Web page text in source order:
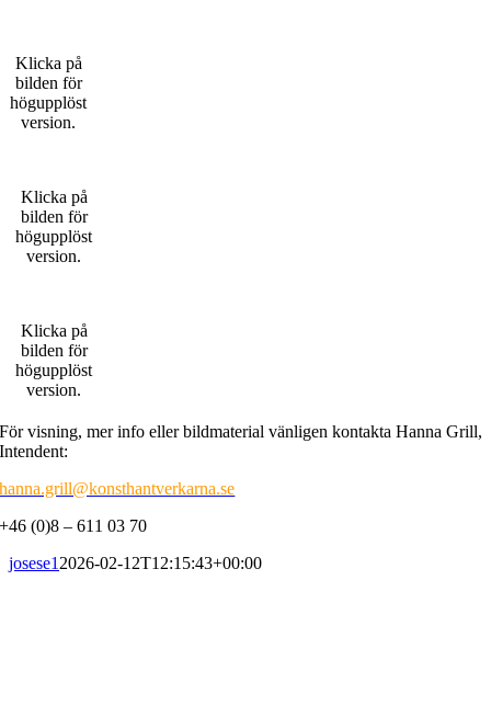
Klicka på
bilden för
högupplöst
version.
Klicka på
bilden för
högupplöst
version.
Klicka på
bilden för
högupplöst
version.
För visning, mer info eller bildmaterial vänligen kontakta Hanna Grill,
Intendent:
hanna.grill@konsthantverkarna.se
+46 (0)8 – 611 03 70
josese1 2026-02-12T12:15:43+00:00